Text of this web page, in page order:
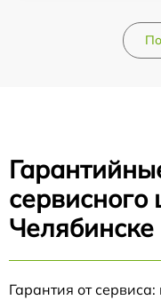
сервисного
Челябинске
Гарантия от